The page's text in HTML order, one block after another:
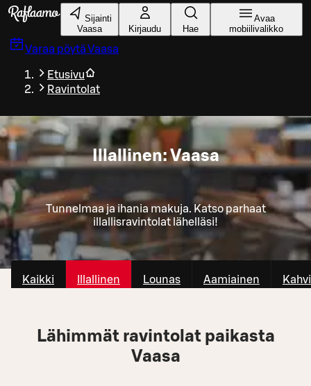
Siirry pääsisältöön
Sijainti
Vaasa
Kirjaudu Hae
Avaa
mobiilivalikko
Varaa pöytäVaasa
Etusivu
Ravintolat
Illallinen: Vaasa
Tunnelmaa ja ihania makuja. Katso parhaat
illallisravintolat lähelläsi!
Kaikki Illallinen Lounas Aamiainen
Lähimmät ravintolat paikasta
Vaasa